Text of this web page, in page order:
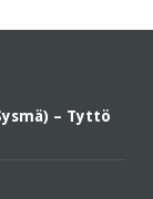
– Tyttö